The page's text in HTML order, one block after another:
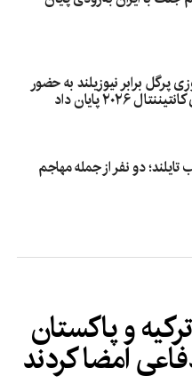
پرگل برابر نیوزیلند به حضور
۲۰۲۶ پایان داد
تایلند؛ دو نفر از جمله مهاجم
و پاکستان
امضا کردند